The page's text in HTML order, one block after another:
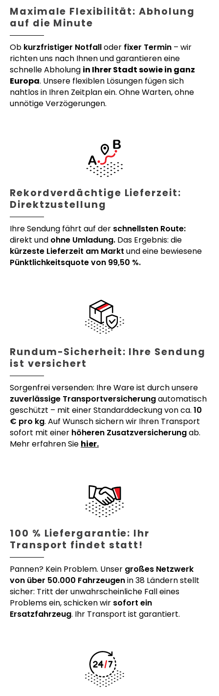
Maximale Flexibilität: Abholung
auf die Minute
Ob kurzfristiger Notfalloder fixer Termin – wir
richten uns nach Ihnen und garantieren eine
schnelle Abholung in Ihrer Stadt sowie in ganz
Europa. Unsere flexiblen Lösungen fügen sich
nahtlos in Ihren Zeitplan ein. Ohne Warten, ohne
unnötige Verzögerungen.
Rekordverdächtige Lieferzeit:
Direktzustellung
Ihre Sendung fährt auf der schnellsten Route:
direkt und ohne Umladung. Das Ergebnis: die
kürzeste Lieferzeit am Markt und eine bewiesene
Pünktlichkeitsquote von 99,50 %.
Rundum-Sicherheit: Ihre Sendung
ist versichert
Sorgenfrei versenden: Ihre Ware ist durch unsere
zuverlässige Transportversicherungautomatisch
geschützt – mit einer Standarddeckung von ca. 10
€ pro kg. Auf Wunsch sichern wir Ihren Transport
sofort mit einer höheren Zusatzversicherungab.
Mehr erfahren Sie hier.
100 % Liefergarantie: Ihr
Transport findet statt!
Pannen? Kein Problem. Unser großes Netzwerk
von über 50.000 Fahrzeugenin 38 Ländern stellt
sicher: Tritt der unwahrscheinliche Fall eines
Problems ein, schicken wir sofort ein
Ersatzfahrzeug. Ihr Transport ist garantiert.